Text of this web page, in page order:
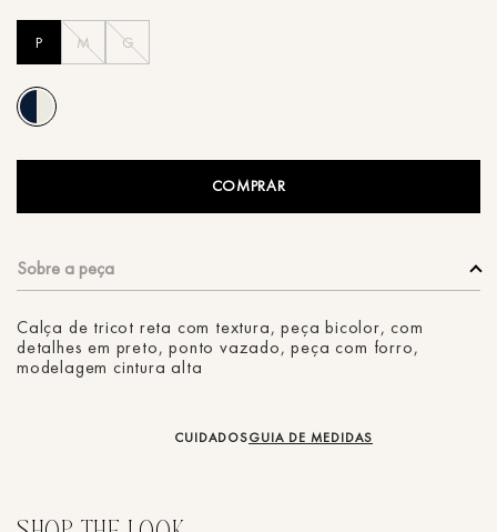
P M G
COMPRAR
Calça de tricot reta com textura, peça bicolor, com
detalhes em preto, ponto vazado, peça com forro,
modelagem cintura alta
CUIDADOSGUIA DE MEDIDAS